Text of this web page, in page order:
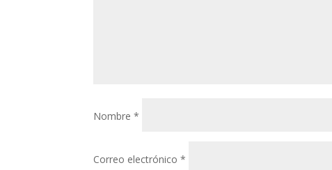
Nombre*
Correo electrónico*